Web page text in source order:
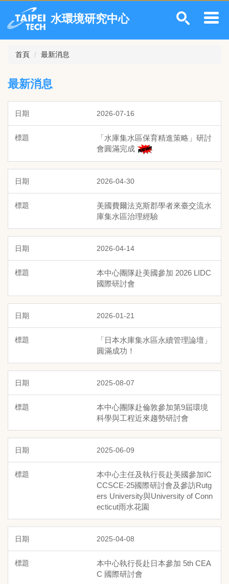
主
要
水環境研究中心
首頁 最新消息
最新消息
2026-07-16
「水庫集水區保育精進策略」研討
會圓滿完成
2026-04-30
美國費爾法克斯郡學者來臺交流水
庫集水區治理經驗
2026-04-14
本中心團隊赴美國參加 2026 LIDC
國際研討會
2026-01-21
「日本水庫集水區永續管理論壇」
圓滿成功！
2025-08-07
本中心團隊赴倫敦參加第9屆環境
科學與工程近來趨勢研討會
2025-06-09
本中心主任及執行長赴美國參加IC
CCSCE-25國際研討會及參訪Rutg
ers University與University of Conn
ecticut雨水花園
2025-04-08
本中心執行長赴日本參加 5th CEA
C 國際研討會